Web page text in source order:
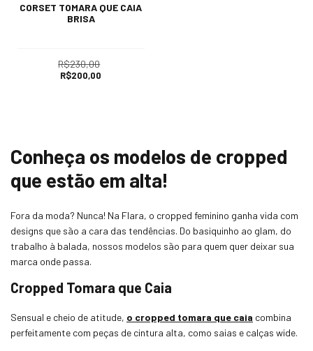
CORSET TOMARA QUE CAIA
BRISA
R$230,00
R$200,00
Conheça os modelos de cropped
que estão em alta!
Fora da moda? Nunca! Na Flara, o cropped feminino ganha vida com
designs que são a cara das tendências. Do basiquinho ao glam, do
trabalho à balada, nossos modelos são para quem quer deixar sua
marca onde passa.
Cropped Tomara que Caia
Sensual e cheio de atitude, o cropped tomara que caia combina
perfeitamente com peças de cintura alta, como saias e calças wide.